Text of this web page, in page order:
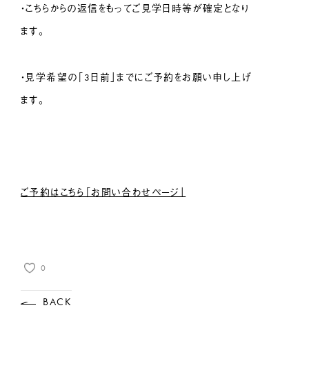
・こちらからの返信をもってご見学日時等が確定となり
ます。
・見学希望の「3日前」までにご予約をお願い申し上げ
ます。
ご予約はこちら「お問い合わせページ」
0
BACK